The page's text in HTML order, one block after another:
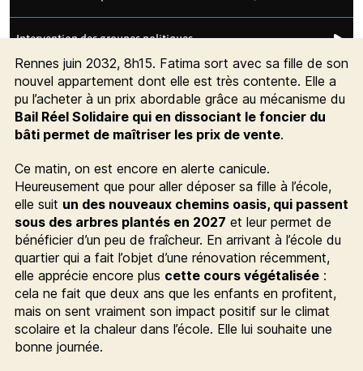
Rennes juin 2032, 8h15. Fatima sort avec sa fille de son
nouvel appartement dont elle est très contente. Elle a
pu l’acheter à un prix abordable grâce au mécanisme du
Bail Réel Solidaire qui en dissociant le foncier du
bâti permet de maîtriser les prix de vente.
Ce matin, on est encore en alerte canicule.
Heureusement que pour aller déposer sa fille à l’école,
elle suit un des nouveaux chemins oasis, qui passent
sous des arbres plantés en 2027 et leur permet de
bénéficier d’un peu de fraîcheur. En arrivant à l’école du
quartier qui a fait l’objet d’une rénovation récemment,
elle apprécie encore plus cette cours végétalisée:
cela ne fait que deux ans que les enfants en profitent,
mais on sent vraiment son impact positif sur le climat
scolaire et la chaleur dans l’école. Elle lui souhaite une
bonne journée.